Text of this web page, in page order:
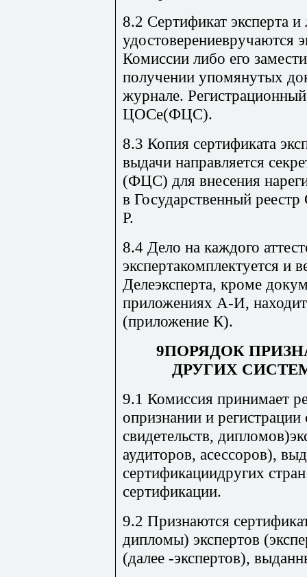
8.2 Сертификат эксперта и
удостоверениевручаются
Комиссии либо его
получении упомянутых
журнале.
ЦОСе(ФЦС).
8.3 Копия сертификата
выдачи направляется
(ФЦС) для внесения
в Государственный
Р.
8.4 Дело на каждого
экспертакомплектуется и
Делеэксперта, кроме
приложениях А-И,
(приложение К).
9ПОРЯДОК
ДРУГИХ
9.1 Комиссия принимает
опризнании и регистрации
свидетельств,
аудиторов, асессоров),
сертификациидругих
сертификации.
9.2 Признаются
дипломы) экспертов
(далее -экспертов),